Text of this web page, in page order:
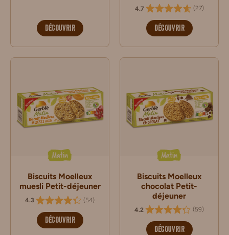
DÉCOUVRIR
4.7 (27)
DÉCOUVRIR
Matin
Biscuits Moelleux
muesli Petit-déjeuner
4.3 (54)
DÉCOUVRIR
Matin
Biscuits Moelleux
chocolat Petit-
déjeuner
4.2 (59)
DÉCOUVRIR